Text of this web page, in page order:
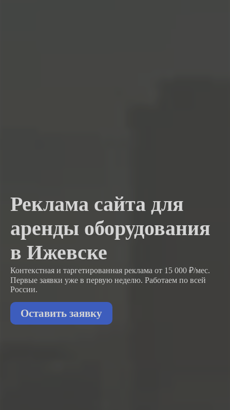
Реклама сайта для
аренды оборудования
в Ижевске
Контекстная и таргетированная реклама от 15 000 ₽/мес.
Первые заявки уже в первую неделю. Работаем по всей
России.
Оставить заявку